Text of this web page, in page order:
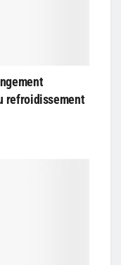
refroidissement